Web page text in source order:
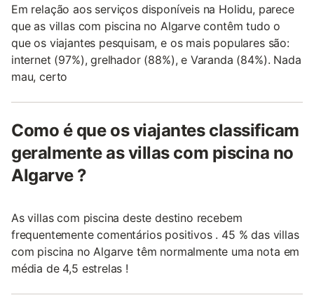
Em relação aos serviços disponíveis na Holidu, parece
que as villas com piscina no Algarve contêm tudo o
que os viajantes pesquisam, e os mais populares são:
internet (97%), grelhador (88%), e Varanda (84%). Nada
mau, certo
Como é que os viajantes classificam
geralmente as villas com piscina no
Algarve ?
As villas com piscina deste destino recebem
frequentemente comentários positivos . 45 % das villas
com piscina no Algarve têm normalmente uma nota em
média de 4,5 estrelas !